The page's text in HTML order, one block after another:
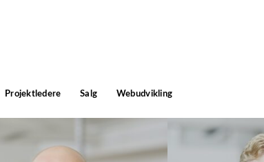
Projektledere Salg Webudvikling